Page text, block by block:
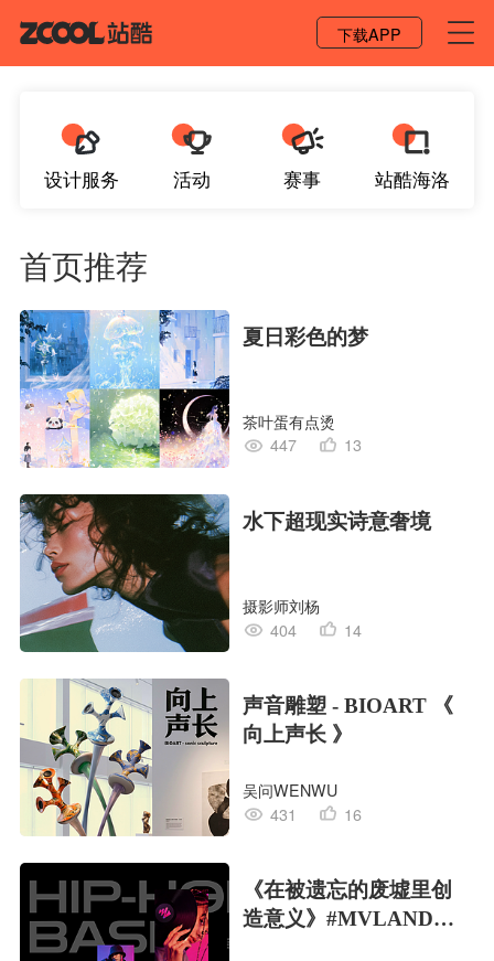
下载APP
设计服务 活动 赛事 站酷海洛
首页推荐
夏日彩色的梦
茶叶蛋有点烫
447
13
水下超现实诗意奢境
摄影师刘杨
404
14
声音雕塑 - BIOART 《
向上声长 》
吴问WENWU
431
16
《在被遗忘的废墟里创
造意义》#MVLAND嘻